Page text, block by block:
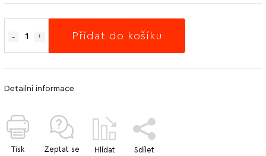
Přidat do košíku
Detailní informace
Tisk Zeptat se Hlídat Sdílet